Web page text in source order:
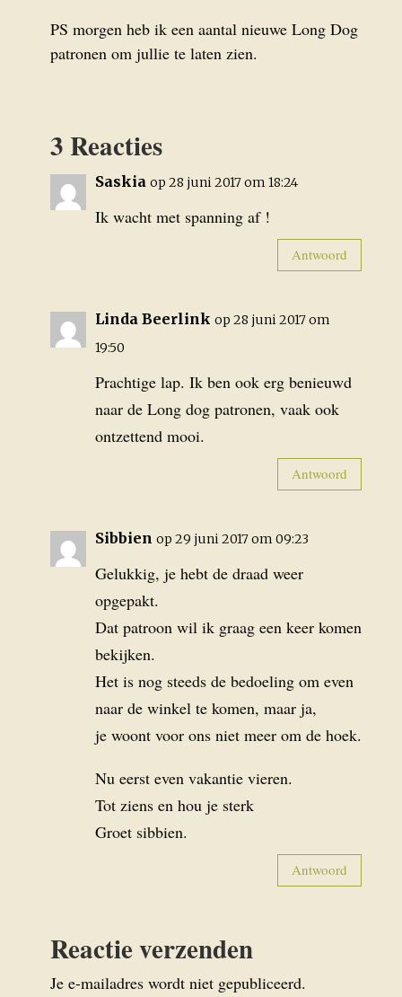
PS morgen heb ik een aantal nieuwe Long Dog
patronen om jullie te laten zien.
3 Reacties
Saskia op 28 juni 2017 om 18:24
Ik wacht met spanning af !
Antwoord
Linda Beerlink op 28 juni 2017 om
19:50
Prachtige lap. Ik ben ook erg benieuwd
naar de Long dog patronen, vaak ook
ontzettend mooi.
Antwoord
Sibbien op 29 juni 2017 om 09:23
Gelukkig, je hebt de draad weer
opgepakt.
Dat patroon wil ik graag een keer komen
bekijken.
Het is nog steeds de bedoeling om even
naar de winkel te komen, maar ja,
je woont voor ons niet meer om de hoek.
Nu eerst even vakantie vieren.
Tot ziens en hou je sterk
Groet sibbien.
Antwoord
Reactie verzenden
Je e-mailadres wordt niet gepubliceerd.